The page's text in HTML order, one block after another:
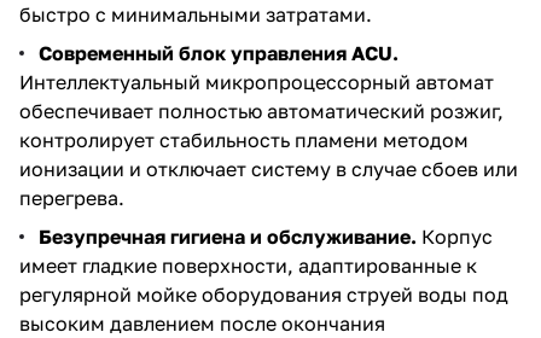
быстро с минимальными затратами.
Современный блок управления ACU.
Интеллектуальный микропроцессорный автомат
обеспечивает полностью автоматический розжиг,
контролирует стабильность пламени методом
ионизации и отключает систему в случае сбоев или
перегрева.
Безупречная гигиена и обслуживание. Корпус
имеет гладкие поверхности, адаптированные к
регулярной мойке оборудования струей воды под
высоким давлением после окончания